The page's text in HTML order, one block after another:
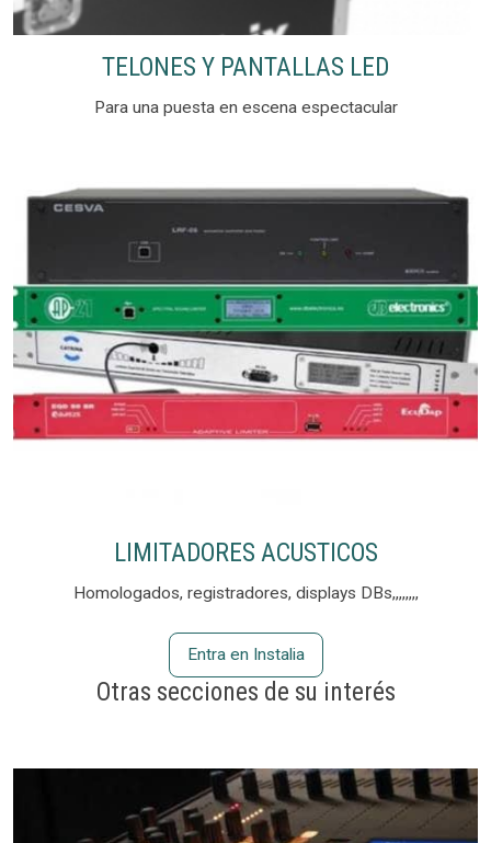
TELONES Y PANTALLAS LED
Para una puesta en escena espectacular
LIMITADORES ACUSTICOS
Homologados, registradores, displays DBs,,,,,,,,
Entra en Instalia
Otras secciones de su interés